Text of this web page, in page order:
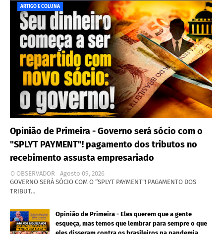
ARTIGO E COLUNA
Opinião de Primeira - Governo será sócio com o
"SPLYT PAYMENT"! pagamento dos tributos no
recebimento assusta empresariado
O OBSERVADOR
Agosto 09, 2026
GOVERNO SERÁ SÓCIO COM O “SPLYT PAYMENT”! PAGAMENTO DOS
TRIBUT…
Opinião de Primeira - Eles querem que a gente
esqueça, mas temos que lembrar para sempre o que